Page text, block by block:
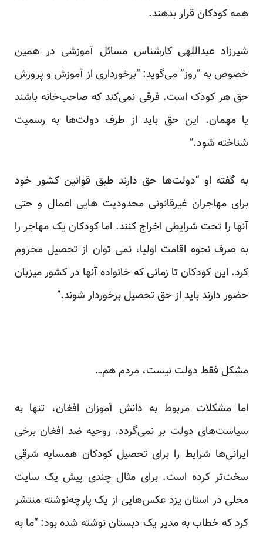
همه کودکان قرار بدهند.
شیرزاد عبداللهی کارشناس مسائل آموزشی در همین
خصوص به “روز” می‌گوید: “برخورداری از آموزش و پرورش
حق هر کودک است. فرقی نمی‌کند که صاحب‌خانه باشند
یا مهمان. این حق باید از طرف دولت‌ها به رسمیت
شناخته شود.”
به گفته او “دولت‌ها حق دارند طبق قوانین کشور خود
برای مهاجران غیرقانونی محدودیت هایی اعمال و حتی
آنها را تحت شرایطی اخراج کنند. اما کودکان یک مهاجر را
به صرف نحوه اقامت اولیا، نمی توان از تحصیل محروم
کرد. این کودکان تا زمانی که خانواده آنها در کشور میزبان
حضور دارند باید از حق تحصیل برخوردار شوند.”
مشکل فقط دولت نیست، مردم هم…
اما مشکلات مربوط به دانش آموزان افغان، تنها به
سیاست‌های دولت بر نمی‌گردد. روحیه ضد افغان برخی
ایرانی‌ها شرایط را برای تحصیل کودکان همسایه شرقی
سخت‌تر کرده است. برای مثال چندی پیش یک سایت
محلی در استان یزد عکس‌هایی از یک پارچه‌نوشته منتشر
کرد که خطاب به مدیر یک دبستان نوشته‌ شده بود: “ما به